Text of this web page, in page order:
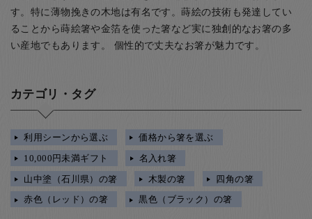
す。特に薄物挽きの木地は有名です。蒔絵の技術も発達してい
ることから蒔絵箸や金箔を使った箸など実に独創的なお箸の多
い産地でもあります。 個性的で丈夫なお箸が魅力です。
カテゴリ・タグ
利用シーンから選ぶ
価格から箸を選ぶ
10,000円未満ギフト
名入れ箸
山中塗（石川県）の箸
木製の箸
四角の箸
赤色（レッド）の箸
黒色（ブラック）の箸